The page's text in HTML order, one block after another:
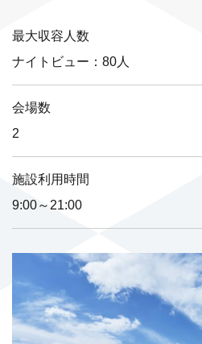
最大収容人数
ナイトビュー：80人
会場数
2
施設利用時間
9:00～21:00